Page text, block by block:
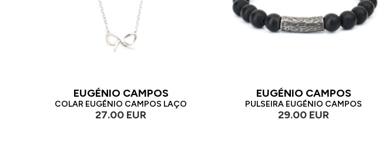
EUGÉNIO CAMPOS
COLAR EUGÉNIO CAMPOS LAÇO
27.00 EUR
EUGÉNIO CAMPOS
PULSEIRA EUGÉNIO CAMPOS
29.00 EUR